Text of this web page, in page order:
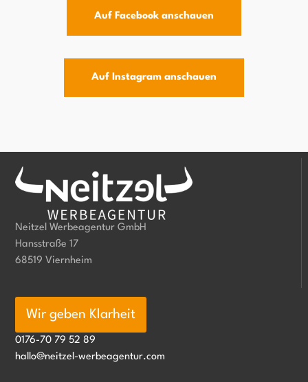
Auf Facebook anschauen
Auf Instagram anschauen
Neitzel Werbeagentur GmbH
Hansstraße 17
68519 Viernheim
Wir geben Klarheit
0176-70 79 52 89
hallo@neitzel-werbeagentur.com